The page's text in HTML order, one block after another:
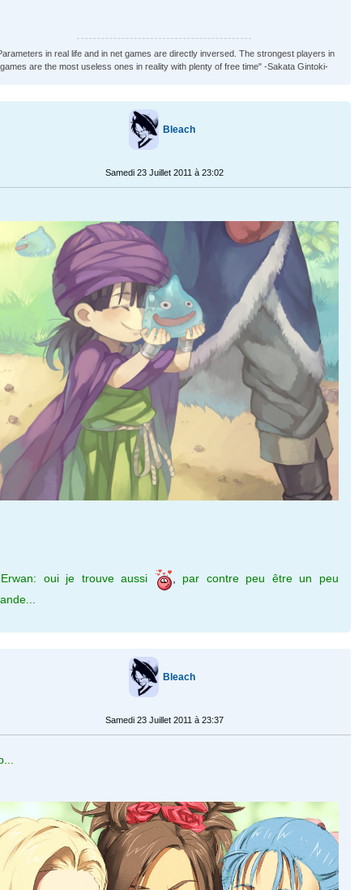
in real life and in net games are directly inversed. The strongest players in
games are the most useless ones in reality with plenty of free time" -Sakata Gintoki-
Bleach
Samedi 23 Juillet 2011 à 23:02
oui je trouve aussi
par contre peu être un peu
Bleach
Samedi 23 Juillet 2011 à 23:37